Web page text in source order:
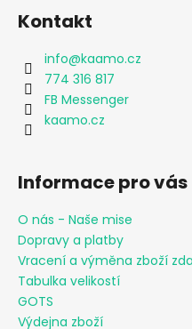
Kontakt
info@kaamo.cz
774 316 817
FB Messenger
kaamo.cz
Informace pro vás
O nás - Naše mise
Dopravy a platby
Vracení a výměna zboží
Tabulka velikostí
GOTS
Výdejna zboží